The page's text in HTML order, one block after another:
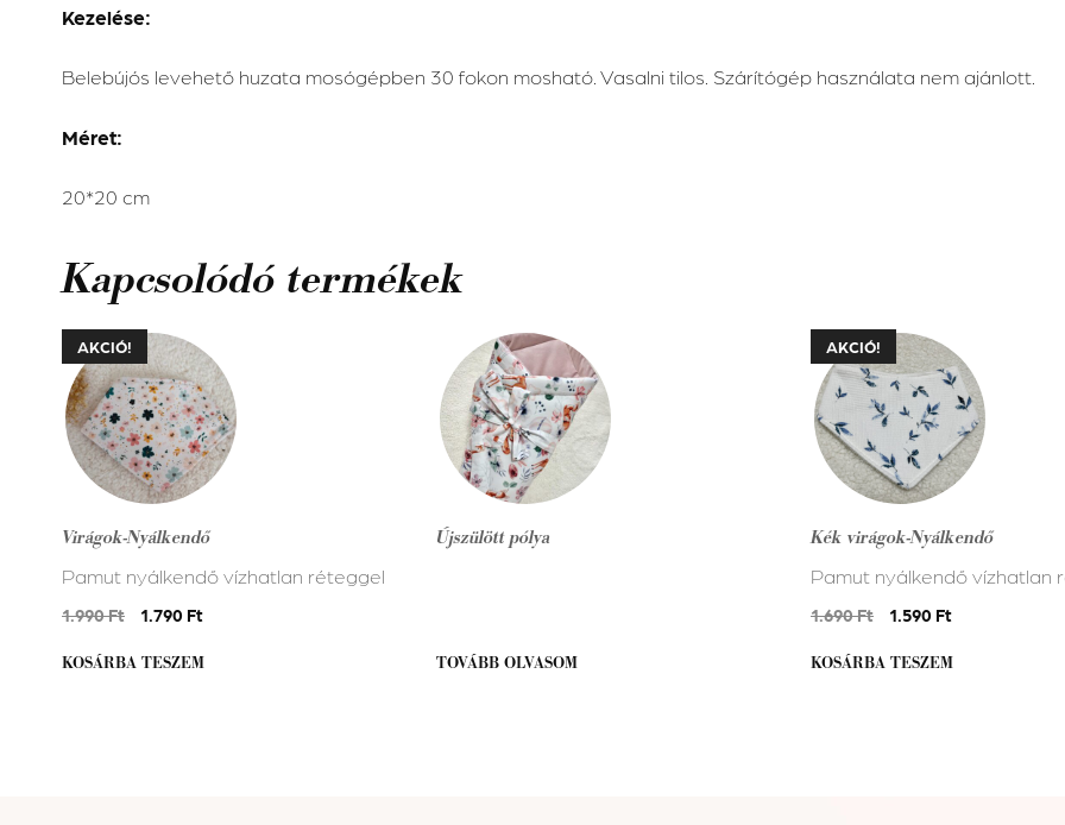
Kezelése:
Belebújós levehető huzata mosógépben 30 fokon mosható. Vasalni tilos. Szárítógép használata nem ajánlott.
Méret:
20*20 cm
Kapcsolódó termékek
AKCIÓ!
Virágok-Nyálkendő
Pamut nyálkendő vízhatlan réteggel
1.990Ft
Original
was:
1.790 FtCurrent
is:
KOSÁRBA TESZEM
Újszülött pólya
TOVÁBB OLVASOM
AKCIÓ!
Kék virágok-Nyálkendő
Pamut nyálkendő vízhatlan
1.690Ft
Original
was:
1.590 FtCurrent
is:
KOSÁRBA TESZEM